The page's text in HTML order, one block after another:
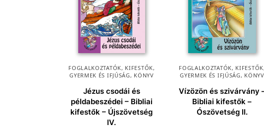
FOGLALKOZTATÓK, KIFESTŐK,
GYERMEK ÉS IFJÚSÁG, KÖNYV
Jézus csodái és
példabeszédei – Bibliai
kifestők – Újszövetség
IV.
FOGLALKOZTATÓK, KIFESTŐK,
GYERMEK ÉS IFJÚSÁG, KÖNYV
Vízözön és szivárvány
Bibliai kifestők –
Ószövetség II.